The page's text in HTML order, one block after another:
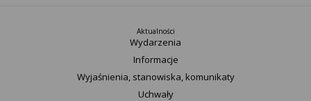
Aktualności
Wydarzenia
Informacje
Wyjaśnienia, stanowiska, komunikaty
Uchwały